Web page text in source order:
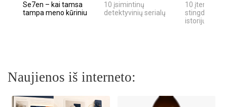
Se7en – kai tamsa
tampa meno kūriniu
10 įsimintinų
detektyvinių serialų
10 įtemptų,
stingdančių
istorijų
Naujienos iš interneto: